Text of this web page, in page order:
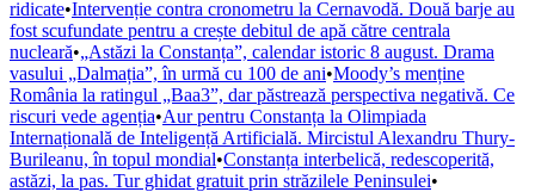
ridicate•Intervenție contra cronometru la Cernavodă. Două barje au
fost scufundate pentru a crește debitul de apă către centrala
nucleară•„Astăzi la Constanța”, calendar istoric 8 august. Drama
vasului „Dalmația”, în urmă cu 100 de ani•Moody’s menține
România la ratingul „Baa3”, dar păstrează perspectiva negativă. Ce
riscuri vede agenția•Aur pentru Constanța la Olimpiada
Internațională de Inteligență Artificială. Mircistul Alexandru Thury-
Burileanu, în topul mondial•Constanța interbelică, redescoperită,
astăzi, la pas. Tur ghidat gratuit prin străzilele Peninsulei•